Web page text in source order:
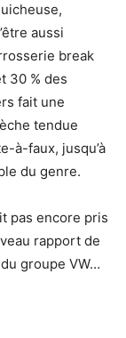
aussi
break
30 % des
fait une
tendue
à-faux, jusqu’à
du genre.
pas encore pris
rapport de
groupe VW…